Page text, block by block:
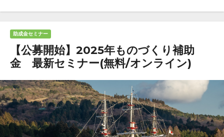
助成金セミナー
【公募開始】2025年ものづくり補助
金 最新セミナー(無料/オンライン)